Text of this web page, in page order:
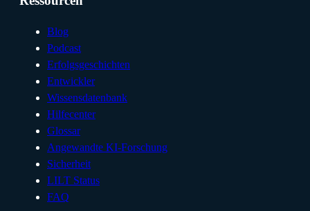
Blog
Podcast
Erfolgsgeschichten
Entwickler
Wissensdatenbank
Hilfecenter
Glossar
Angewandte KI-Forschung
Sicherheit
LILT Status
FAQ